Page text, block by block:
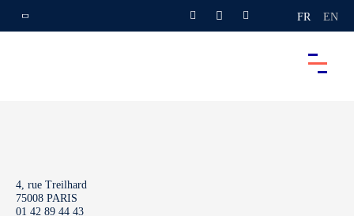
FR EN
4, rue Treilhard
75008 PARIS
01 42 89 44 43